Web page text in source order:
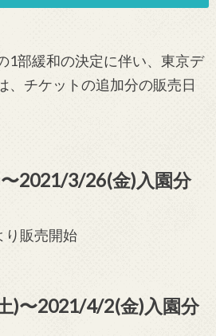
1部緩和の決定に伴い、東京デ
、チケットの追加分の販売日
2021/3/26(金)入園分
り販売開始
)〜2021/4/2(金)入園分